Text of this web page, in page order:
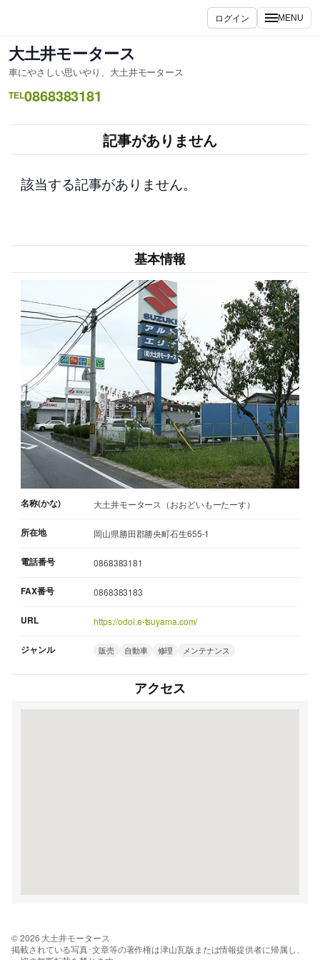
ス
キ
ッ
ログイン MENU
大土井モータース
車にやさしい思いやり、大土井モータース
TEL0868383181
記事がありません
該当する記事がありません。
基本情報
名称(かな) 大土井モータース（おおどいもーたーす）
所在地 岡山県勝田郡勝央町石生655-1
電話番号 0868383181
FAX番号 0868383183
URL https://odoi.e-tsuyama.com/
ジャンル 販売 自動車 修理 メンテナンス
アクセス
© 2026 大土井モータース
掲載されている写真･文章等の著作権は津山瓦版または情報提供者に帰属し、